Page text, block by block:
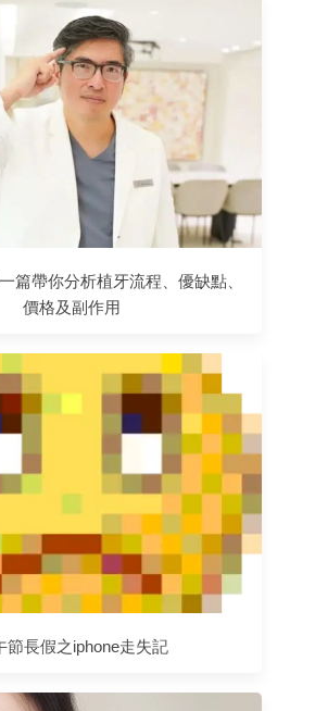
篇帶你分析植牙流程、優缺點、
價格及副作用
節長假之iphone走失記